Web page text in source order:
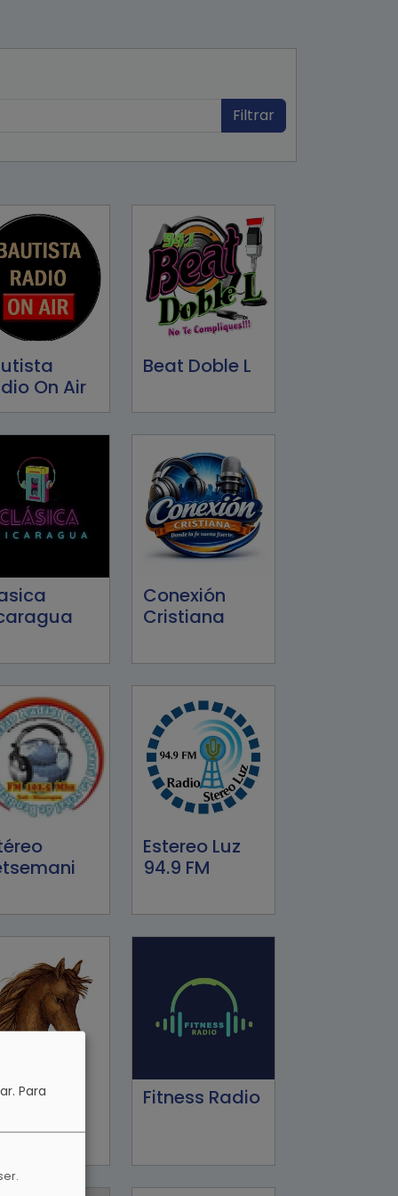
Filtrar
On Air
Beat Doble L
Conexión
Cristiana
Estereo Luz
94.9 FM
Fitness Radio
Para